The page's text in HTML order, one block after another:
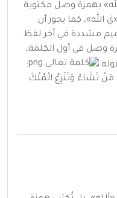
بهمزة وصل مكتوبة
الله»، كما يجوز أن
مشددة في آخر لفظ
وصل في أول الكلمة،
:
تَشَاءُ وَتَنْزِعُ الْمُلْكَ